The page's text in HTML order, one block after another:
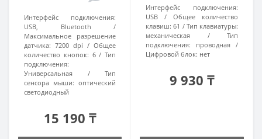
Интерфейс подключения:
USB, Bluetooth
Максимальное разрешение
датчика: 7200 dpi
Общее
количество кнопок: 6
Тип
подключения:
Универсальная
Тип
сенсора мыши: оптический
светодиодный
15 190 ₸
Интерфейс подключения:
USB
Общее количество
клавиш: 61
Тип клавиатуры:
механическая
Тип
подключения:
проводная
Цифровой блок: нет
9 930 ₸